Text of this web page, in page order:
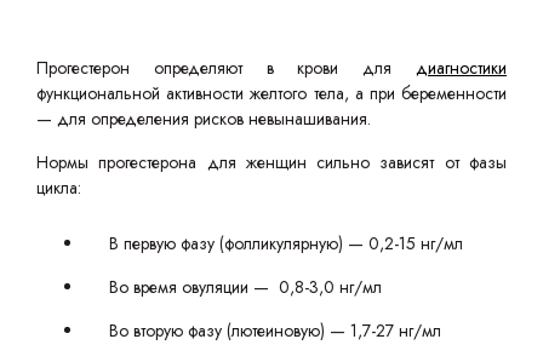
Прогестерон определяют в крови для диагностики
функциональной активности желтого тела, а при беременности
— для определения рисков невынашивания.
Нормы прогестерона для женщин сильно зависят от фазы
цикла:
В первую фазу (фолликулярную) — 0,2-15 нг/мл
Во время овуляции — 0,8-3,0 нг/мл
Во вторую фазу (лютеиновую) — 1,7-27 нг/мл